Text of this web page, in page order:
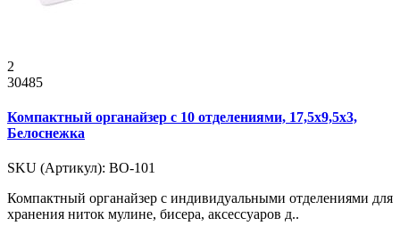
2
30485
Компактный органайзер с 10 отделениями, 17,5x9,5x3,
Белоснежка
SKU (Артикул): ВО-101
Компактный органайзер с индивидуальными отделениями для
хранения ниток мулине, бисера, аксессуаров д..